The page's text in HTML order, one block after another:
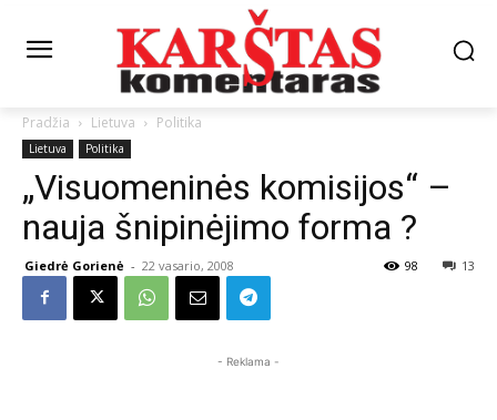
Pradžia Lietuva Politika
Lietuva Politika
„Visuomeninės komisijos“ –
nauja šnipinėjimo forma ?
Giedrė Gorienė - 22 vasario, 2008 13
98
- Reklama -